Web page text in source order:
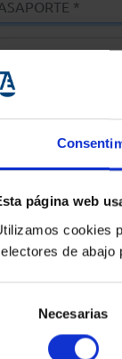
página web
cookies
de abajo
Necesarias